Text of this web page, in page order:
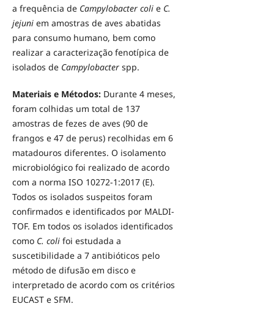
a frequência de Campylobacter colie C.
jejuniem amostras de aves abatidas
para consumo humano, bem como
realizar a caracterização fenotípica de
isolados de Campylobacterspp.
Materiais e Métodos:Durante 4 meses,
foram colhidas um total de 137
amostras de fezes de aves (90 de
frangos e 47 de perus) recolhidas em 6
matadouros diferentes. O isolamento
microbiológico foi realizado de acordo
com a norma ISO 10272-1:2017 (E).
Todos os isolados suspeitos foram
confirmados e identificados por MALDI-
TOF. Em todos os isolados identificados
como C. colifoi estudada a
suscetibilidade a 7 antibióticos pelo
método de difusão em disco e
interpretado de acordo com os critérios
EUCAST e SFM.